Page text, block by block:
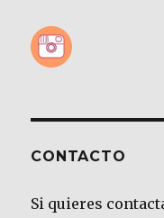
CONTACTO
Si quieres